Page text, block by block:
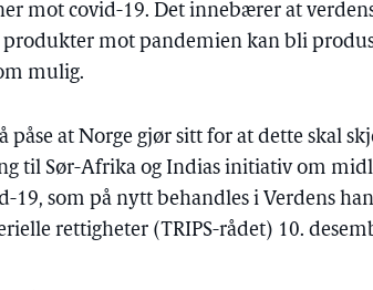
mot covid-19. Det innebærer at
mot pandemien kan bli
mulig.
at Norge gjør sitt for at dette skal
til Sør-Afrika og Indias initiativ om
som på nytt behandles i Verdens
rettigheter (TRIPS-rådet) 10.